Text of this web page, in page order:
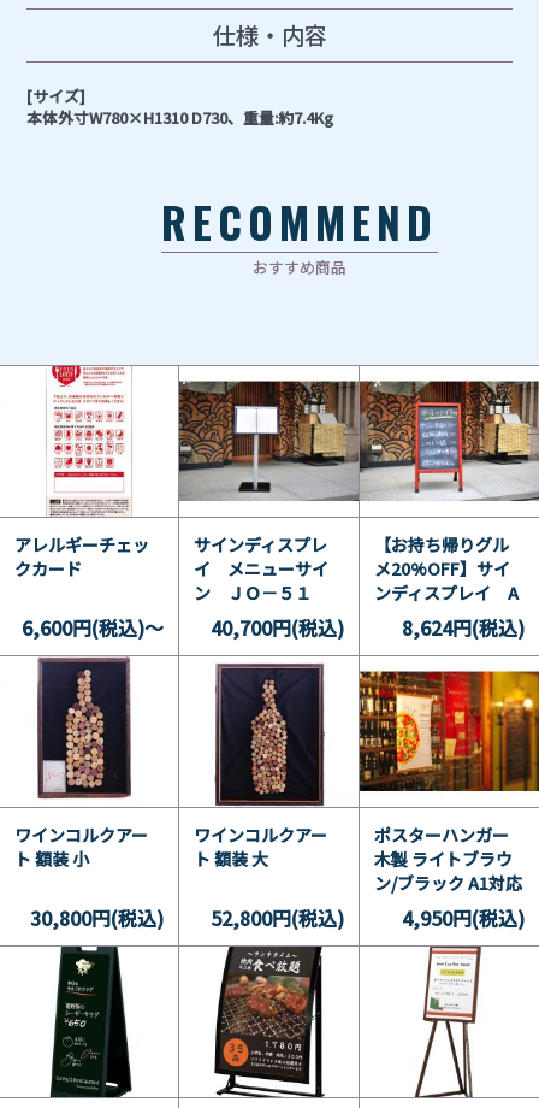
仕様・内容
[サイズ]
本体外寸W780×H1310 D730、重量:約7.4Kg
RECOMMEND
おすすめ商品
アレルギーチェッ
クカード
6,600円(税込)～
サインディスプレ
イ メニューサイ
ン ＪＯ－５１
40,700円(税込)
【お持ち帰りグル
メ20%OFF】サイ
ンディスプレイ A
型看板 ES-1・
C(両面）
8,624円(税込)
ワインコルクアー
ト 額装 小
30,800円(税込)
ワインコルクアー
ト 額装 大
52,800円(税込)
ポスターハンガー
木製 ライトブラウ
ン/ブラック A1対応
4,950円(税込)